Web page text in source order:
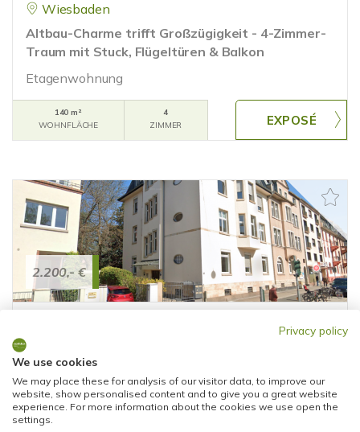
Wiesbaden
Altbau-Charme trifft Großzügigkeit - 4-Zimmer-
Traum mit Stuck, Flügeltüren & Balkon
Etagenwohnung
140 m²
WOHNFLÄCHE
4
ZIMMER
2.200,- €
CHARMANTE 5-ZIMMER-ALTBAUWOHNUNG MIT
BALKON IN GEFRAGTER LAGE, AM DORNBUSCH
Etagenwohnung
Privacy policy
We use cookies
We may place these for analysis of our visitor data, to improve our
website, show personalised content and to give you a great website
experience. For more information about the cookies we use open the
settings.